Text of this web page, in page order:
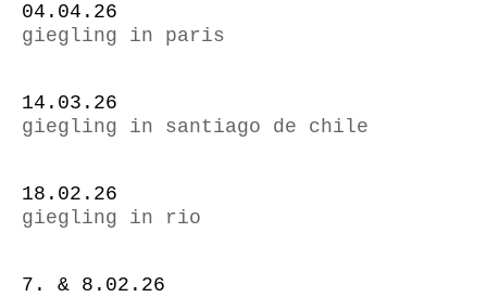
04.04.26
giegling in paris
14.03.26
giegling in santiago de chile
18.02.26
giegling in rio
7. & 8.02.26